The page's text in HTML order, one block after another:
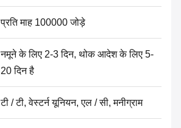
प्रति माह 100000 जोड़े
नमूने के लिए 2-3 दिन, थोक आदेश के लिए 5-
20 दिन है
टी / टी, वेस्टर्न यूनियन, एल / सी, मनीग्राम